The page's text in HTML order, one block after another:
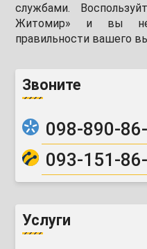
службами.
Житомир» и вы
правильности вашего
Звоните
098-890-
093-151-
Услуги